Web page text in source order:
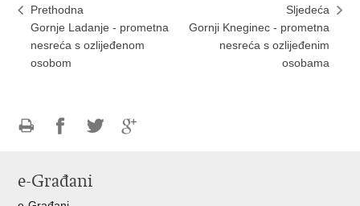
Prethodna
Gornje Ladanje - prometna
nesreća s ozlijeđenom
osobom
Sljedeća
Gornji Kneginec - prometna
nesreća s ozlijeđenim
osobama
FacebookuTwitteru
e-Građani